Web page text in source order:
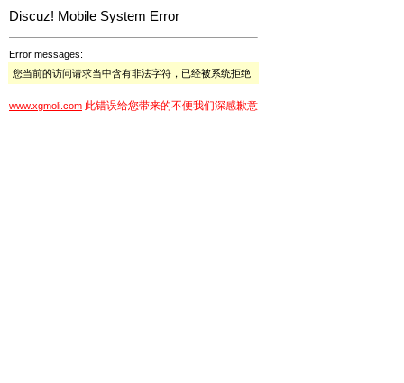
Discuz! Mobile System Error
Error messages:
您当前的访问请求当中含有非法字符，已经被系统拒绝
www.xgmoli.com 此错误给您带来的不便我们深感歉意